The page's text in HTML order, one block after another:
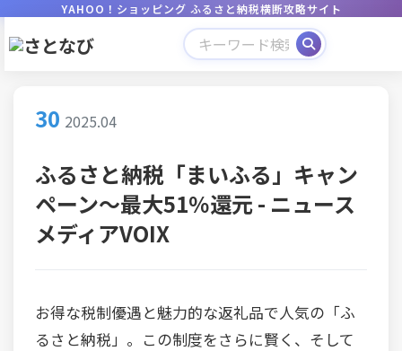
YAHOO！ショッピング ふるさと納税横断攻略サイト
30 2025.04
ふるさと納税「まいふる」キャン
ペーン～最大51％還元 - ニュース
メディアVOIX
お得な税制優遇と魅力的な返礼品で人気の「ふ
るさと納税」。この制度をさらに賢く、そして